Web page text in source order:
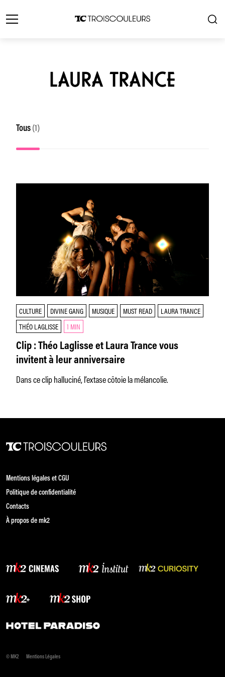
LAURA TRANCE
Tous (1)
CULTURE DIVINE GANG MUSIQUE MUST READ
LAURA TRANCE
THÉO LAGLISSE
1 MIN
Clip : Théo Laglisse et Laura Trance vous
invitent à leur anniversaire
Dans ce clip halluciné, l’extase côtoie la mélancolie.
Mentions légales et CGU
Politique de confidentialité
Contacts
À propos de mk2
© MK2 Mentions Légales